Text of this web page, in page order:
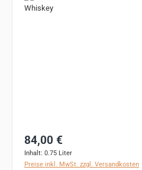
Regulärer Preis:
84,00 €
Inhalt: 0.75 Liter
Preise inkl. MwSt. zzgl. Versandkosten